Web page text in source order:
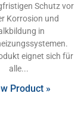
Schutz vor
Korrosion und
in
eignet sich für
alle
Product »